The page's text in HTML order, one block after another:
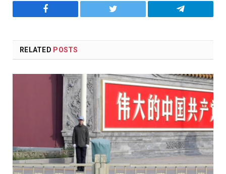
Facebook Twitter Telegram
RELATED POSTS